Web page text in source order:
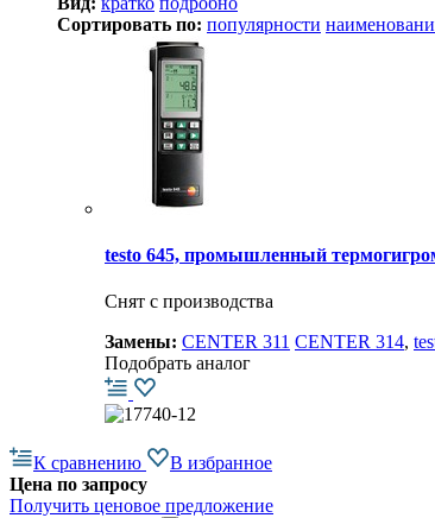
Сортировать по: популярности
testo 645, промышленный
Снят с производства
Замены: CENTER 311 CENTER 314,
Подобрать аналог
К сравнению
В избранное
Цена по запросу
Получить ценовое предложение